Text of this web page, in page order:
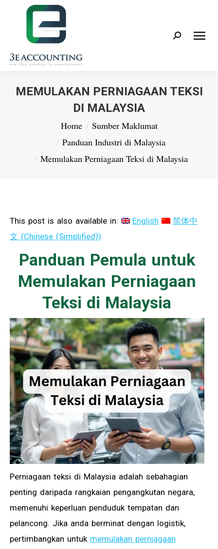
Search:
MEMULAKAN PERNIAGAAN TEKSI
DI MALAYSIA
Home
Sumber Maklumat
Panduan Industri di Malaysia
Memulakan Perniagaan Teksi di Malaysia
This post is also available in: English
简体中
文 (Chinese (Simplified))
Panduan Pemula untuk
Memulakan Perniagaan
Teksi di Malaysia
Perniagaan teksi di Malaysia adalah sebahagian
penting daripada rangkaian pengangkutan negara,
memenuhi keperluan penduduk tempatan dan
pelancong. Jika anda berminat dengan logistik,
pertimbangkan untuk memulakan perniagaan